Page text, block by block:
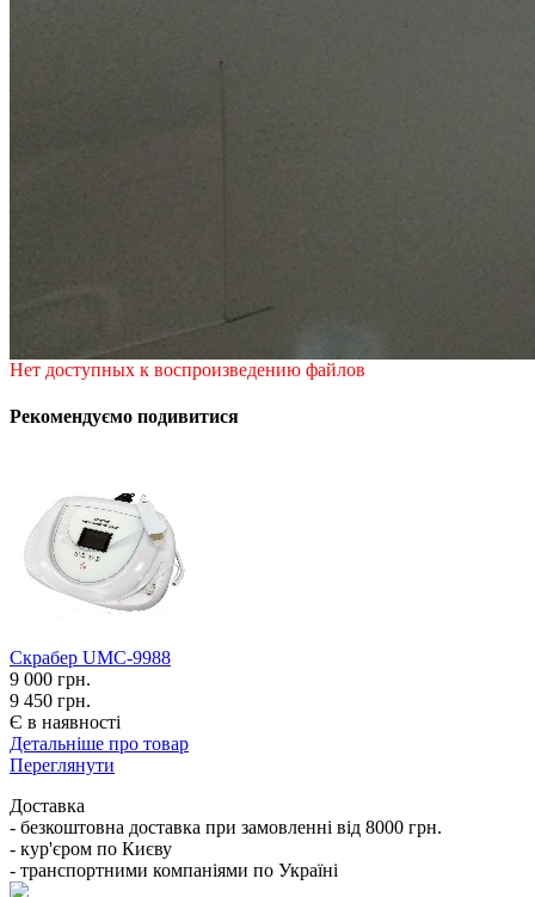
Нет доступных к воспроизведению файлов
Рекомендуємо подивитися
Cкрабер UMC-9988
9 000 грн.
9 450 грн.
Є в наявності
Детальніше про товар
Переглянути
Доставка
- безкоштовна доставка при замовленні від 8000 грн.
- кур'єром по Києву
- транспортними компаніями по Україні